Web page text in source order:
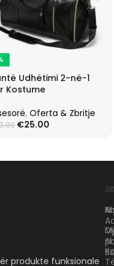
Udhëtimi 2-në-1
Kostume
, Oferta & Zbritje
€25.00
produkte funksionale